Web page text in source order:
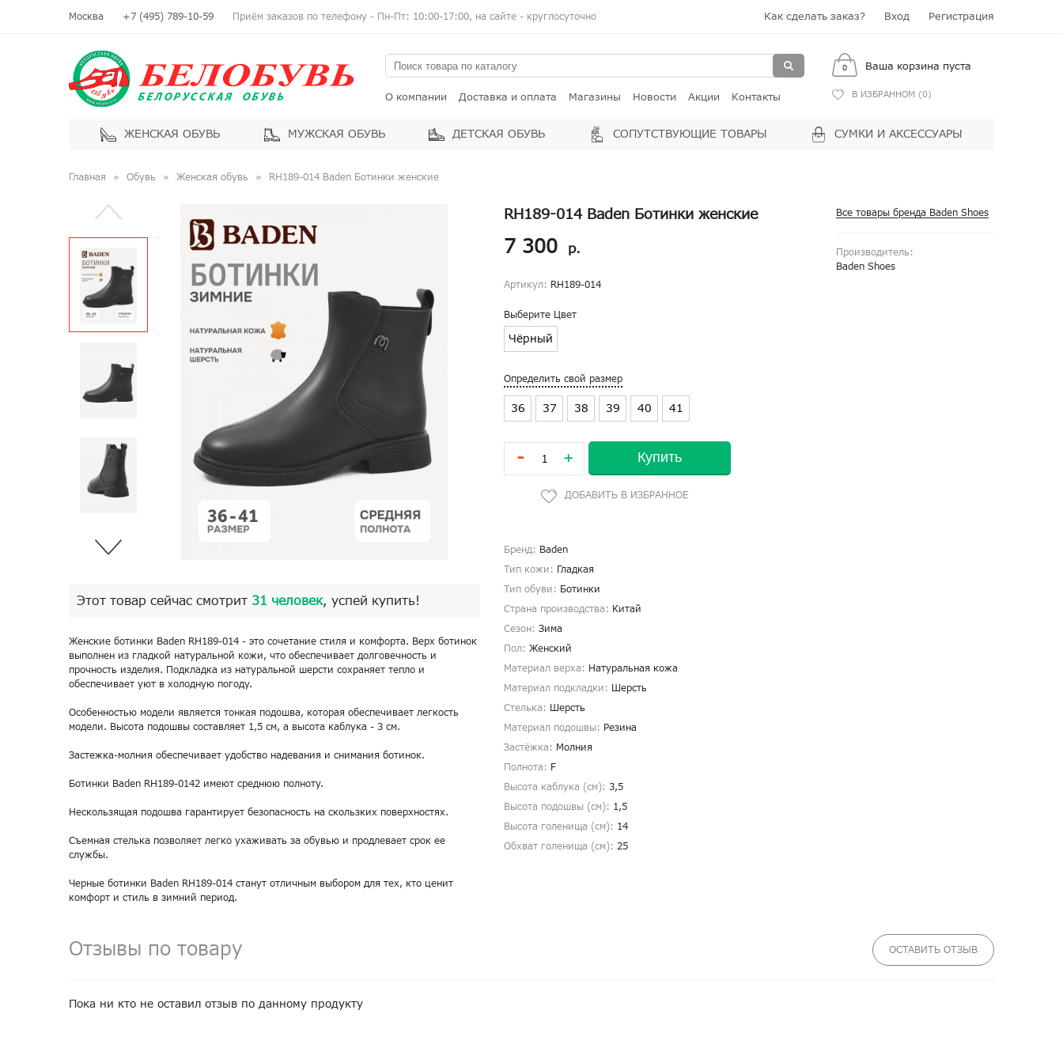
Москва +7 (495) 789-10-59 Приём заказов по телефону - Пн-Пт: 10:00-17:00, на сайте - круглосуточно Как сделать заказ? Вход Регистрация
О компании Доставка и оплата Магазины Новости Акции Контакты
0 Ваша корзина пуста
В ИЗБРАННОМ (0)
ЖЕНСКАЯ ОБУВЬ МУЖСКАЯ ОБУВЬ ДЕТСКАЯ ОБУВЬ СОПУТСТВУЮЩИЕ ТОВАРЫ СУМКИ И АКСЕССУАРЫ
Главная Обувь Женская обувь RH189-014 Baden Ботинки женские
Этот товар сейчас смотрит 31 человек, успей купить!
Женские ботинки Baden RH189-014 - это сочетание стиля и комфорта. Верх ботинок
выполнен из гладкой натуральной кожи, что обеспечивает долговечность и
прочность изделия. Подкладка из натуральной шерсти сохраняет тепло и
обеспечивает уют в холодную погоду.
Особенностью модели является тонкая подошва, которая обеспечивает легкость
модели. Высота подошвы составляет 1,5 см, а высота каблука - 3 см.
Застежка-молния обеспечивает удобство надевания и снимания ботинок.
Ботинки Baden RH189-0142 имеют среднюю полноту.
Нескользящая подошва гарантирует безопасность на скользких поверхностях.
Съемная стелька позволяет легко ухаживать за обувью и продлевает срок ее
службы.
Черные ботинки Baden RH189-014 станут отличным выбором для тех, кто ценит
комфорт и стиль в зимний период.
Все товары бренда Baden Shoes
Производитель:
Baden Shoes
RH189-014 Baden Ботинки женские
7 300 р.
Артикул: RH189-014
Выберите Цвет
Чёрный
Определить свой размер
36 37 38 39 40 41
- + Купить
Бренд: Baden
Тип кожи: Гладкая
Тип обуви: Ботинки
Страна производства: Китай
Сезон: Зима
Пол: Женский
Материал верха: Натуральная кожа
Материал подкладки: Шерсть
Стелька: Шерсть
Материал подошвы: Резина
Застёжка: Молния
Полнота: F
Высота каблука (см): 3,5
Высота подошвы (см): 1,5
Высота голенища (cм): 14
Обхват голенища (cм): 25
Отзывы по товару ОСТАВИТЬ ОТЗЫВ
Пока ни кто не оставил отзыв по данному продукту